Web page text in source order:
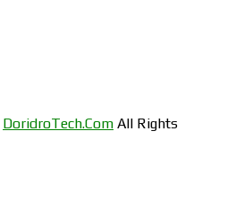
DoridroTech.Com All Rights